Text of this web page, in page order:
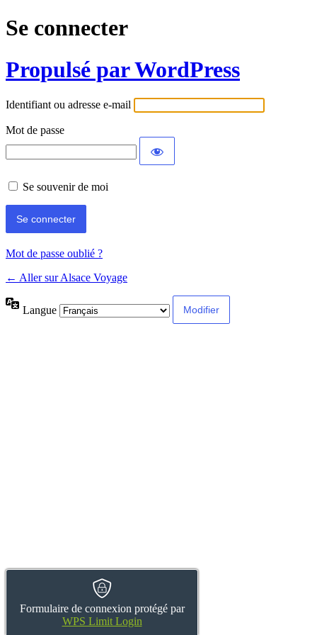
Se connecter
Propulsé par WordPress
Identifiant ou adresse e-mail
Mot de passe
Formulaire de connexion protégé par
WPS Limit Login
Se souvenir de moi
Mot de passe oublié ?
← Aller sur Alsace Voyage
Langue